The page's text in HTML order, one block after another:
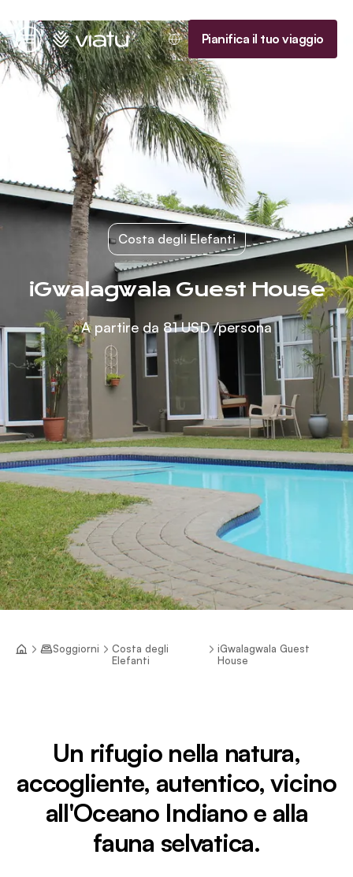
Menu
Homepage Pianifica il tuo viaggio
Costa degli Elefanti
iGwalagwala Guest House
A partire da 81 USD/persona
Soggiorni
Costa degli
Elefanti
iGwalagwala Guest
House
Un rifugio nella natura,
accogliente, autentico, vicino
all'Oceano Indiano e alla
fauna selvatica.